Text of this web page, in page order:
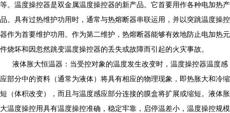
等。温度操控器是双金属温度操控器的新产品。它首要用作各种电加热产
品。具有过热维护功用时，通常与热熔断器串联运用，并以突跳温度操控
器作为首要维护功用。作为第二维护，热熔断器能够有效地防止电加热元
件烧坏和因忽然跳变温度操控器的丢失或故障而引起的火灾事故。
液体胀大恒温器： 当受控对象的温度发生改变时，温度操控器温度感
应部分中的资料（通常为液体）将具有相应的物理现象，即热胀大和冷缩
短（体积改变），而且与温度感应部分连接的膜盒将扩展或缩短。液体胀
大温度操控用具有温度操控准确，稳定牢靠，启停温差小，温度操控规模